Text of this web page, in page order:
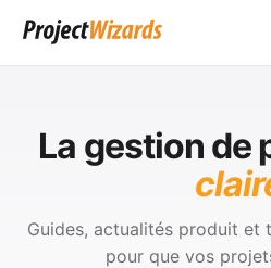
La gestion de
Guides, actualités produit et
pour que vos